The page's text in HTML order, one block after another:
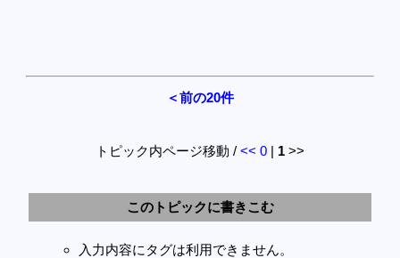
＜前の20件
トピック内ページ移動 / << 0 | 1 >>
このトピックに書きこむ
入力内容にタグは利用できません。